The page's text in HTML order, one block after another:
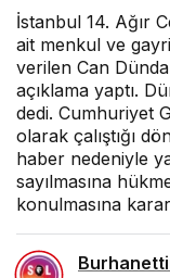
İstanbul 14. Ağır
ait menkul ve
verilen Can
açıklama yaptı.
dedi. Cumhuriyet
olarak çalıştığı
haber nedeniyle
sayılmasına
konulmasına